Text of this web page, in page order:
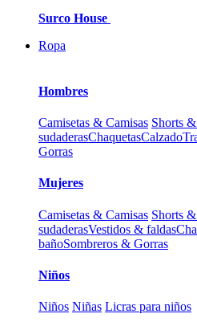
Surco House
Ropa
Hombres
Camisetas & Camisas Shorts
sudaderasChaquetasCalzado
Gorras
Mujeres
Camisetas & Camisas Shorts
sudaderasVestidos & faldas
bañoSombreros & Gorras
Niños
Niños Niñas Licras para niños